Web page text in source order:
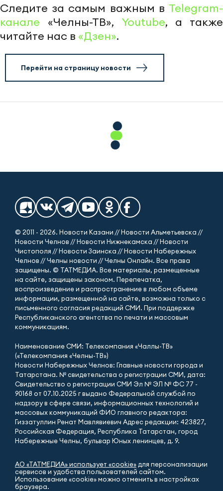
Следите за самым важным в Telegram-
канале «Челны-ТВ», Youtube, а также
читайте нас в «Дзен».
Перейти на страницу новости
© 2011 - 2026. Новости Казани // Новости Альметьевска //
Новости Челнов // Новости Нижнекамска // Новости
Чистополя // Новости Заинска // Новости Набережных
Челнов // Челны новости // Челны Онлайн. Все права
защищены. © ТАТМЕДИА. Все материалы, размещенные
на сайте, защищены законом. Перепечатка,
воспроизведение и распространение в любом объеме
информации, размещенной на сайте, возможна только с
письменного согласия редакций СМИ. При поддержке
Республиканского агентства по печати и массовым
коммуникациям.
Наименование СМИ: Телекомпания «Чаллы-ТВ»
(«Телекомпания «Челны-ТВ»)
Новости Набережных Челнов: Главные новости города и
Татарстана. № свидетельства о регистрации СМИ, дата:
Свидетельство о регистрации СМИ Эл № ЭЛ № ФС 77 -
90168 от 07.10.2025 г выдано Федеральной службой по
надзору в сфере связи, информационных технологий и
массовых коммуникаций ФИО главного редактора:
Гиззатуллин Ренат Мавлявиевич Адрес редакции: 423827,
Российская Федерация, Республика Татарстан, город
Набережные Челны, бульвар Юных ленинцев, д. 9.
АО «ТАТМЕДИА» использует «cookie» для персонализации
сервисов и удобства пользователей сайтом.
Использование «cookie» можно отменить в настройках
браузера.